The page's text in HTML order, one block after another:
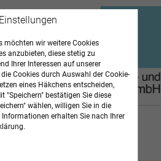
möchten wir weitere Cookies
anzubieten, diese stetig zu
Ihrer Interessen auf unserer
Cookies durch Auswahl der Cookie-
eines Häkchens entscheiden,
"Speichern" bestätigen Sie diese
wählen, willigen Sie in die
erhalten Sie nach Ihrer